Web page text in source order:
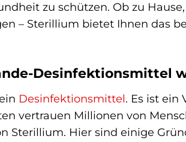
zu schützen. Ob zu
– Sterillium bietet Ihnen das
Desinfektionsmittel
Desinfektionsmittel. Es ist ein
vertrauen Millionen von
Sterillium. Hier sind einige